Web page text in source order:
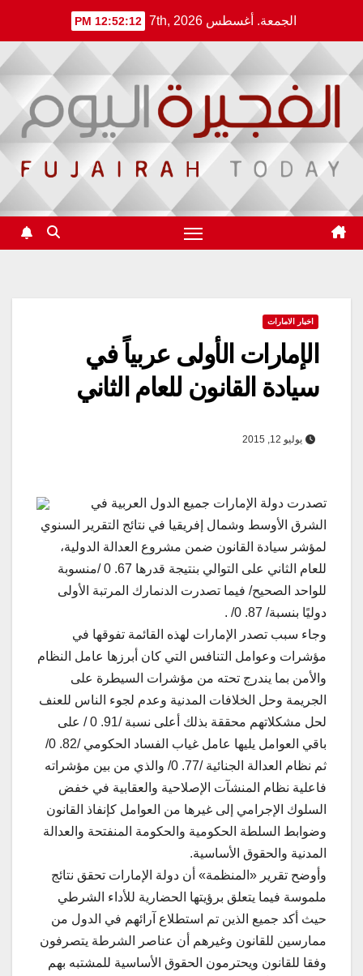
content
الجمعة. أغسطس 7th, 2026 12:52:12 PM
اخبار الامارات
الإمارات الأولى عربياً في
سيادة القانون للعام الثاني
يوليو 12, 2015
تصدرت دولة الإمارات جميع الدول العربية في
الشرق الأوسط وشمال إفريقيا في نتائج التقرير السنوي
لمؤشر سيادة القانون ضمن مشروع العدالة الدولية،
للعام الثاني على التوالي بنتيجة قدرها 67. 0 /‏‏منسوبة
للواحد الصحيح/‏‏ فيما تصدرت الدنمارك المرتبة الأولى
دوليًا بنسبة/‏‏ 87. 0/‏‏ .
وجاء سبب تصدر الإمارات لهذه القائمة تفوقها في
مؤشرات وعوامل التنافس التي كان أبرزها عامل النظام
والأمن بما يندرج تحته من مؤشرات السيطرة على
الجريمة وحل الخلافات المدنية وعدم لجوء الناس للعنف
لحل مشكلاتهم محققة بذلك أعلى نسبة /‏‏91. 0 /‏‏ على
باقي العوامل يليها عامل غياب الفساد الحكومي /‏‏82. 0/‏‏
ثم نظام العدالة الجنائية /‏‏77. 0/‏‏ والذي من بين مؤشراته
فاعلية نظام المنشآت الإصلاحية والعقابية في خفض
السلوك الإجرامي إلى غيرها من العوامل كإنفاذ القانون
وضوابط السلطة الحكومية والحكومة المنفتحة والعدالة
المدنية والحقوق الأساسية.
وأوضح تقرير «المنظمة» أن دولة الإمارات تحقق نتائج
ملموسة فيما يتعلق برؤيتها الحضارية للأداء الشرطي
حيث أكد جميع الذين تم استطلاع آرائهم في الدول من
ممارسين للقانون وغيرهم أن عناصر الشرطة يتصرفون
وفقا للقانون ويحترمون الحقوق الأساسية للمشتبه بهم